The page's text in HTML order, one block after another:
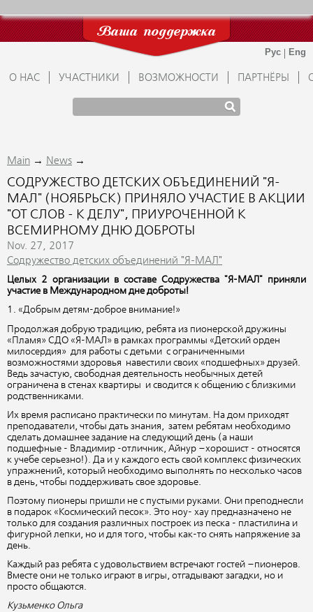
Ваша поддержка
О НАС УЧАСТНИКИ ВОЗМОЖНОСТИ ПАРТНЁРЫ
Main → News →
СОДРУЖЕСТВО ДЕТСКИХ ОБЪЕДИНЕНИЙ "Я-
МАЛ" (НОЯБРЬСК) ПРИНЯЛО УЧАСТИЕ В АКЦИИ
"ОТ СЛОВ - К ДЕЛУ", ПРИУРОЧЕННОЙ К
ВСЕМИРНОМУ ДНЮ ДОБРОТЫ
Nov. 27, 2017
Содружество детских объединений "Я-МАЛ"
Целых 2 организации в составе Содружества "Я-МАЛ" приняли
участие в Международном дне доброты!
1. «Добрым детям-доброе внимание!»
Продолжая добрую традицию, ребята из пионерской дружины
«Пламя» СДО «Я-МАЛ» в рамках программы «Детский орден
милосердия» для работы с детьми с ограниченными
возможностями здоровья навестили своих «подшефных» друзей.
Ведь зачастую, свободная деятельность необычных детей
ограничена в стенах квартиры и сводится к общению с близкими
родственниками.
Их время расписано практически по минутам. На дом приходят
преподаватели, чтобы дать знания, затем ребятам необходимо
сделать домашнее задание на следующий день (а наши
подшефные - Владимир -отличник, Айнур –хорошист - относятся
к учебе серьезно!). Да и у каждого есть свой комплекс физических
упражнений, который необходимо выполнять по несколько часов
в день, чтобы поддерживать свое здоровье.
Поэтому пионеры пришли не с пустыми руками. Они преподнесли
в подарок «Космический песок». Это ноу- хау предназначено не
только для создания различных построек из песка - пластилина и
фигурной лепки, но и для того, чтобы как-то снять напряжение за
день.
Каждый раз ребята с удовольствием встречают гостей –пионеров.
Вместе они не только играют в игры, отгадывают загадки, но и
просто общаются.
Кузьменко Ольга